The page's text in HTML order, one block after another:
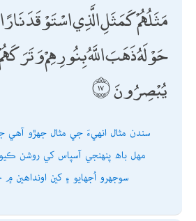
مَثَلُهُمْ كَمَثَلِ الَّذِي اسْتَوْقَدَ
حَوْلَهُ ذَهَبَ اللَّهُ بِنُورِهِمْ
يُبْصِرُونَ
سندن مثال انھيءَ جي مثال جھڙو آھي
مھل باھ پنھنجي آسپاس کي روشن
سوجھرو اُجھايو ۽ کين اونداھين